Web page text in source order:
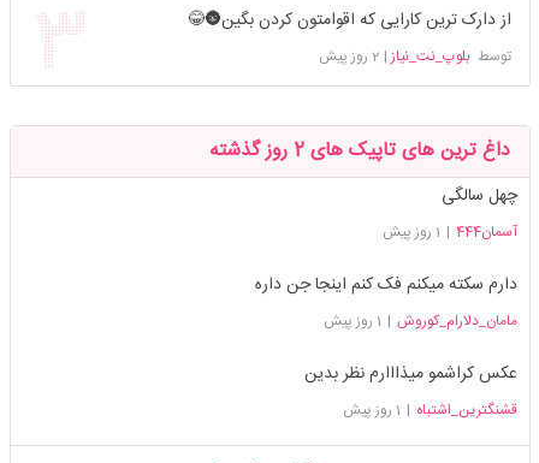
از دارک ترین کارایی که اقوامتون کردن بگین🌚😂
توسطبلوپ_نت_نیاز | 2 روز پیش
داغ ترین های تاپیک های 2 روز گذشته
چهل سالگی
آسمان444 | 1 روز پیش
دارم سکته میکنم فک کنم اینجا جن داره
مامان_دلارام_کوروش | 1 روز پیش
عکس کراشمو میذااارم نظر بدین
قشنگترین_اشتباه | 1 روز پیش